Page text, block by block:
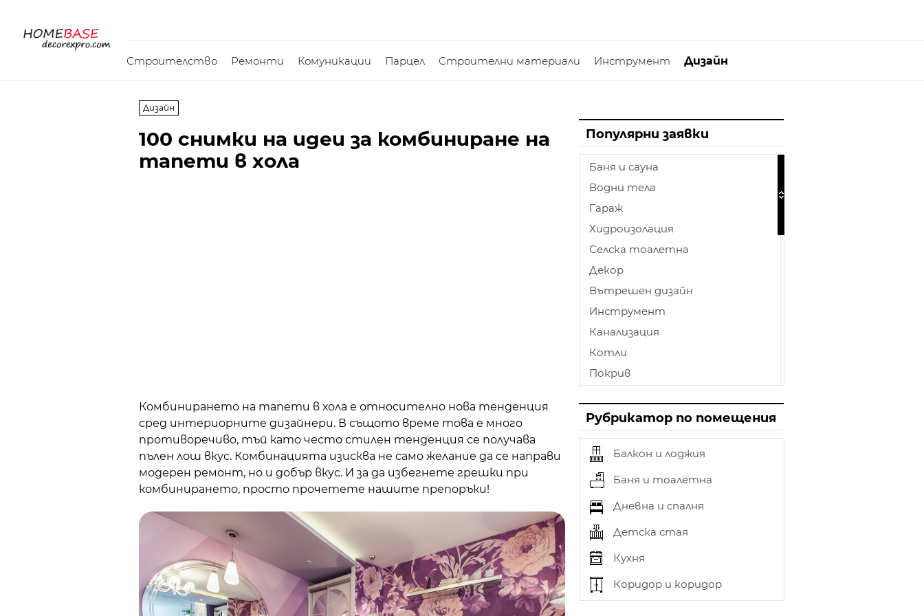
Строителство Ремонти Комуникации Парцел Строителни материали Инструмент Дизайн
Дизайн
100 снимки на идеи за комбиниране на
тапети в хола
Комбинирането на тапети в хола е относително нова тенденция
сред интериорните дизайнери. В същото време това е много
противоречиво, тъй като често стилен тенденция се получава
пълен лош вкус. Комбинацията изисква не само желание да се направи
модерен ремонт, но и добър вкус. И за да избегнете грешки при
комбинирането, просто прочетете нашите препоръки!
Популярни заявки
Баня и сауна
Водни тела
Гараж
Хидроизолация
Селска тоалетна
Декор
Вътрешен дизайн
Инструмент
Канализация
Котли
Покрив
Стълбище
Помпи
Опънат таван
Тапет
Осветление
Завършване
Печки и камини
Плочка
Разширения на къщи
Рубрикатор по помещения
Балкон и лоджия
Баня и тоалетна
Дневна и спалня
Детска стая
Кухня
Коридор и коридор